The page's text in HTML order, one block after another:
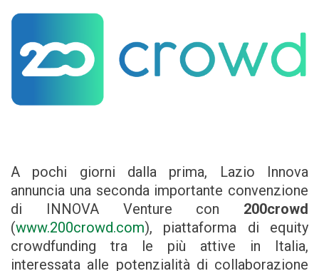
A pochi giorni dalla prima, Lazio Innova
annuncia una seconda importante convenzione
di INNOVA Venture con 200crowd
(www.200crowd.com), piattaforma di equity
crowdfunding tra le più attive in Italia,
interessata alle potenzialità di collaborazione